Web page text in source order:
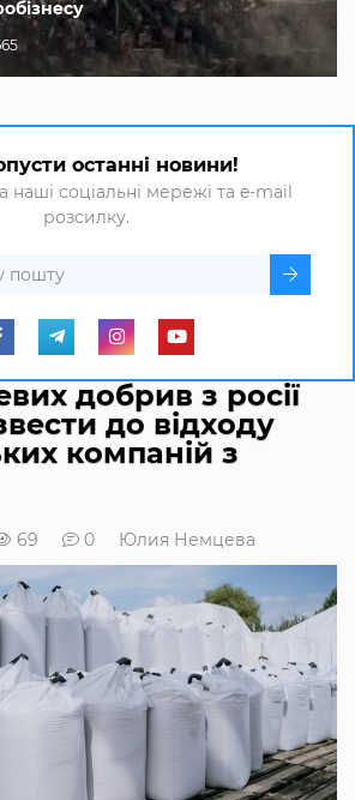
останні новини!
наші соціальні мережі та e-mail
розсилку.
добрив з росії
до відходу
компаній з
69 0 Юлия Немцева